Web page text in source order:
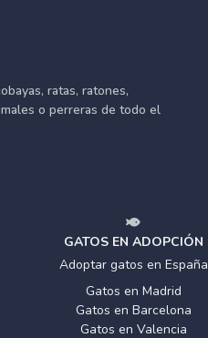
ratas, ratones,
o perreras de todo el
GATOS EN ADOPCIÓN
Adoptar gatos en España
Gatos en Madrid
Gatos en Barcelona
Gatos en Valencia